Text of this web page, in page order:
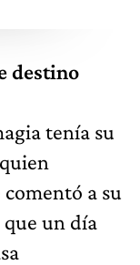
destino
tenía su
a su
un día